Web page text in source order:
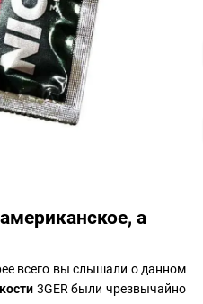
а
всего вы слышали о данном
3GER были чрезвычайно